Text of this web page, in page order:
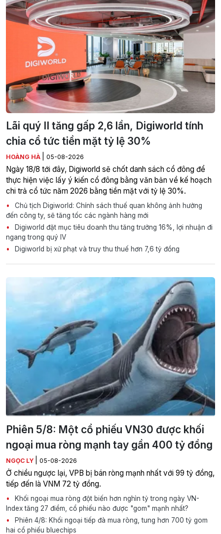
Lãi quý II tăng gấp 2,6 lần, Digiworld tính
chia cổ tức tiền mặt tỷ lệ 30%
HOÀNG HÀ 05-08-2026
Ngày 18/8 tới đây, Digiworld sẽ chốt danh sách cổ đông để
thực hiện việc lấy ý kiến cổ đông bằng văn bản về kế hoạch
chi trả cổ tức năm 2026 bằng tiền mặt với tỷ lệ 30%.
Chủ tịch Digiworld: Chính sách thuế quan không ảnh hưởng
đến công ty, sẽ tăng tốc các ngành hàng mới
Digiworld đặt mục tiêu doanh thu tăng trưởng 16%, lợi nhuận đi
ngang trong quý IV
Digiworld bị xử phạt và truy thu thuế hơn 7,6 tỷ đồng
Phiên 5/8: Một cổ phiếu VN30 được khối
ngoại mua ròng mạnh tay gần 400 tỷ đồng
NGỌC LY 05-08-2026
Ở chiều ngược lại, VPB bị bán ròng mạnh nhất với 99 tỷ đồng,
tiếp đến là VNM 72 tỷ đồng.
Khối ngoại mua ròng đột biến hơn nghìn tỷ trong ngày VN-
Index tăng 27 điểm, cổ phiếu nào được "gom" mạnh nhất?
Phiên 4/8: Khối ngoại tiếp đà mua ròng, tung hơn 700 tỷ gom
hai cổ phiếu bluechips